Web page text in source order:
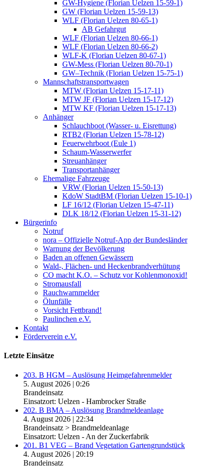
GW-Hygiene (Florian Uelzen 15-59-1)
GW (Florian Uelzen 15-59-13)
WLF (Florian Uelzen 80-65-1)
AB Gefahrgut
WLF (Florian Uelzen 80-66-1)
WLF (Florian Uelzen 80-66-2)
WLF-K (Florian Uelzen 80-67-1)
GW-Mess (Florian Uelzen 80-70-1)
GW–Technik (Florian Uelzen 15-75-1)
Mannschaftstransportwagen
MTW (Florian Uelzen 15-17-11)
MTW JF (Florian Uelzen 15-17-12)
MTW KF (Florian Uelzen 15-17-13)
Anhänger
Schlauchboot (Wasser- u. Eisrettung)
RTB2 (Florian Uelzen 15-78-12)
Feuerwehrboot (Eule 1)
Schaum-Wasserwerfer
Streuanhänger
Transportanhänger
Ehemalige Fahrzeuge
VRW (Florian Uelzen 15-50-13)
KdoW StadtBM (Florian Uelzen 15-10-1)
LF 16/12 (Florian Uelzen 15-47-11)
DLK 18/12 (Florian Uelzen 15-31-12)
Bürgerinfo
Notruf
nora – Offizielle Notruf-App der Bundesländer
Warnung der Bevölkerung
Baden an offenen Gewässern
Wald-, Flächen- und Heckenbrandverhütung
CO macht K.O. – Schutz vor Kohlenmonoxid!
Stromausfall
Rauchwarnmelder
Ölunfälle
Vorsicht Fettbrand!
Paulinchen e.V.
Kontakt
Förderverein e.V.
Letzte Einsätze
203. B HGM – Auslösung Heimgefahrenmelder
5. August 2026 | 0:26
Brandeinsatz
Einsatzort: Uelzen - Hambrocker Straße
202. B BMA – Auslösung Brandmeldeanlage
4. August 2026 | 22:34
Brandeinsatz > Brandmeldeanlage
Einsatzort: Uelzen - An der Zuckerfabrik
201. B1 VEG – Brand Vegetation Gartengrundstück
4. August 2026 | 20:19
Brandeinsatz